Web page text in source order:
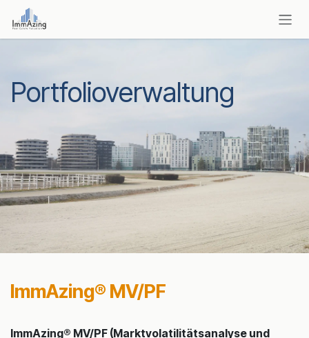
Zum Inhalt springen
Portfolioverwaltung
ImmAzing® MV/PF
ImmAzing® MV/PF (Marktvolatilitätsanalyse und